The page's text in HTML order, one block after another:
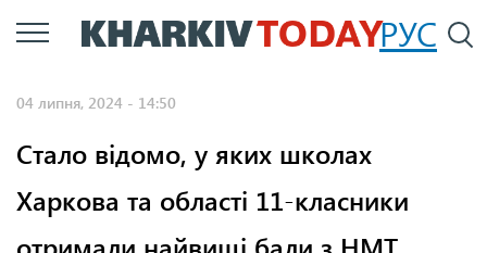
Перейти
до
РУС
04 липня, 2024 - 14:50
Стало відомо, у яких школах
Харкова та області 11-класники